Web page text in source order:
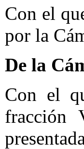
Con el
por la
De la
Con el
fracción